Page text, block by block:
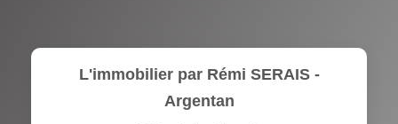
L'immobilier par Rémi SERAIS -
Argentan